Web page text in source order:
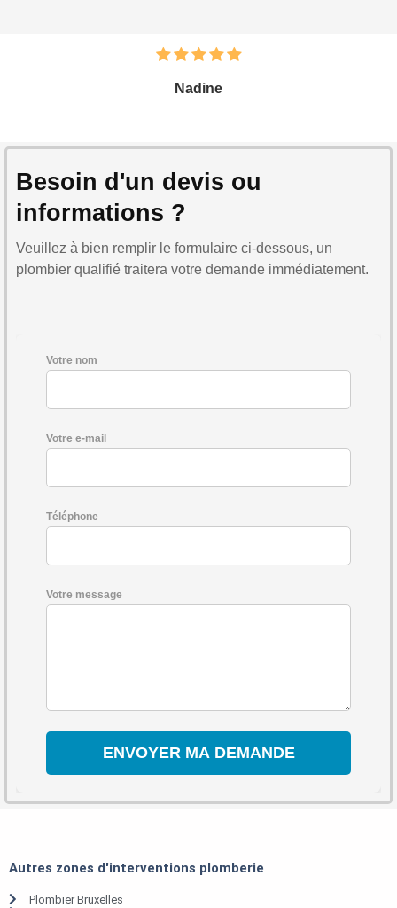
Nadine
Besoin d'un devis ou
informations ?
Veuillez à bien remplir le formulaire ci-dessous, un
plombier qualifié traitera votre demande immédiatement.
Votre nom
Votre e-mail
Téléphone
Votre message
Autres zones d'interventions plomberie
Plombier Bruxelles